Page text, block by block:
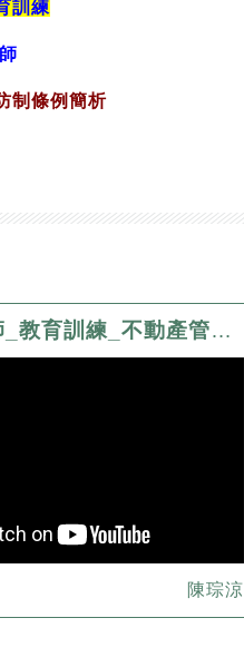
訓練
制條例簡析
陳琮涼 律師_教育訓練_不動產管理與不動產市場實務
陳琮涼